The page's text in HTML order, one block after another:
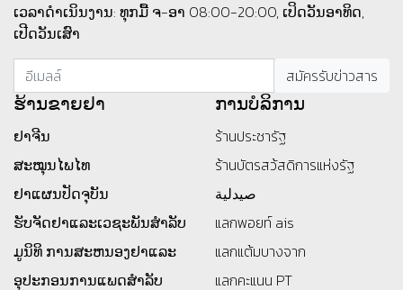
ເວລາດຳເນິນງານ: ທຸກມື້ ຈ-ອາ 08:00-20:00, ເປິດວັນອາທິດ,
ເປີດວັນເສົາ
ຮ້ານ​ຂາຍ​ຢາ
ຢາຈີນ
ສະໝຸນໄພໄທ
ຢາແຜນປັດຈຸບັນ
ຮັບຈັດຢາແລະເວຊະພັນສໍາລັບ
ມູນິທິ ການສະຫນອງຢາແລະ
ອຸປະກອນການແພດສໍາລັບ
ການບໍລິການ
ร้านประชารัฐ
ร้านบัตรสว้สดิการแห่งรัฐ
صيدلية
แลกพอยท์ ais
แลกแต้มบางจาก
แลกคะแนน PT